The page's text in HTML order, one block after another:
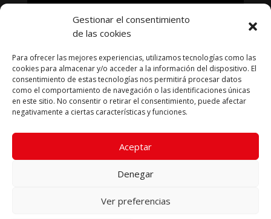
Gestionar el consentimiento
de las cookies
Para ofrecer las mejores experiencias, utilizamos tecnologías como las
cookies para almacenar y/o acceder a la información del dispositivo. El
consentimiento de estas tecnologías nos permitirá procesar datos
como el comportamiento de navegación o las identificaciones únicas
en este sitio. No consentir o retirar el consentimiento, puede afectar
negativamente a ciertas características y funciones.
Aceptar
Denegar
Ver preferencias
Rótulos en Metacrilato
Expositores de metacrilato para museos
¿Cómo se fabrica el metacrilato?
KRYFIL METACRILATO SL 2026
Política de privacidad